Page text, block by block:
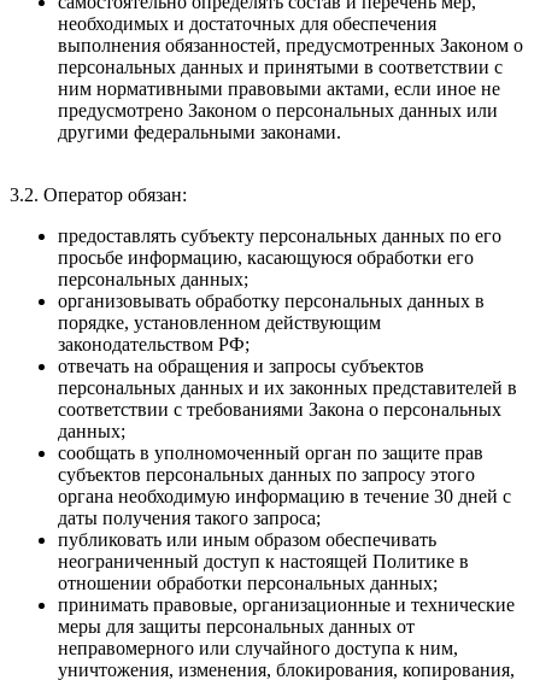
необходимых и достаточных для обеспечения
выполнения обязанностей, предусмотренных Законом о
персональных данных и принятыми в соответствии с
ним нормативными правовыми актами, если иное не
предусмотрено Законом о персональных данных или
другими федеральными законами.
3.2. Оператор обязан:
предоставлять субъекту персональных данных по его
просьбе информацию, касающуюся обработки его
персональных данных;
организовывать обработку персональных данных в
порядке, установленном действующим
законодательством РФ;
отвечать на обращения и запросы субъектов
персональных данных и их законных представителей в
соответствии с требованиями Закона о персональных
данных;
сообщать в уполномоченный орган по защите прав
субъектов персональных данных по запросу этого
органа необходимую информацию в течение 30 дней с
даты получения такого запроса;
публиковать или иным образом обеспечивать
неограниченный доступ к настоящей Политике в
отношении обработки персональных данных;
принимать правовые, организационные и технические
меры для защиты персональных данных от
неправомерного или случайного доступа к ним,
уничтожения, изменения, блокирования, копирования,